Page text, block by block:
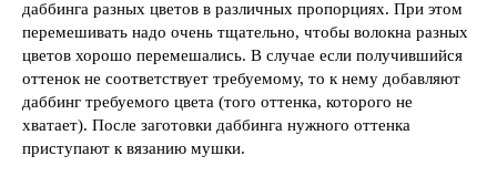
даббинга разных цветов в различных пропорциях. При этом
перемешивать надо очень тщательно, чтобы волокна разных
цветов хорошо перемешались. В случае если получившийся
оттенок не соответствует требуемому, то к нему добавляют
даббинг требуемого цвета (того оттенка, которого не
хватает). После заготовки даббинга нужного оттенка
приступают к вязанию мушки.